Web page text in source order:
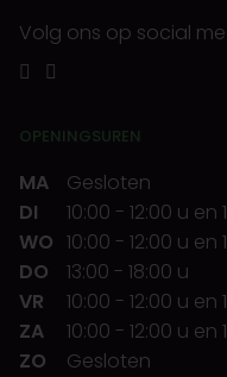
Volg ons op social
OPENINGSUREN
MA
Gesloten
DI
10:00 - 12:00 u en
WO 10:00 - 12:00 u en
DO
13:00 - 18:00 u
VR
10:00 - 12:00 u en
ZA
10:00 - 12:00 u en
ZO
Gesloten